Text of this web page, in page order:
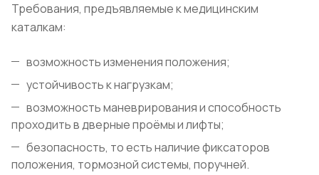
Требования, предъявляемые к медицинским
каталкам:
возможность изменения положения;
устойчивость к нагрузкам;
возможность маневрирования и способность
проходить в дверные проёмы и лифты;
безопасность, то есть наличие фиксаторов
положения, тормозной системы, поручней.